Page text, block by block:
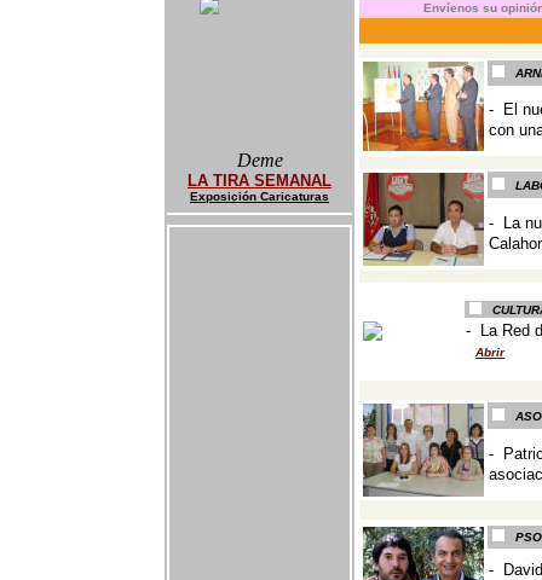
Deme
LA TIRA SEMANAL
Exposición Caricaturas
Envíenos su
-
El
con
- La
- La Red
Abrir
-
-